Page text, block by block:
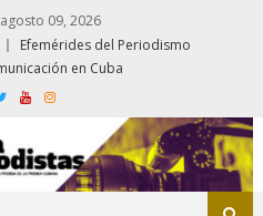
09, 2026
Efemérides del Periodismo
en Cuba